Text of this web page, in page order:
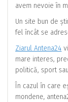
avem nevoie în
Un site bun de
fel încât se
Ziarul Antena24
mare interes,
politică, sport
În cazul în care
mondene,